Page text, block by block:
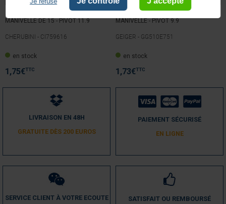
MANIVELLE DE 15 - PIVOT 11.9
CHERUBINI - CI759616
en stock
1,75€TTC
MANIVELLE - PIVOT 9.9
GEIGER - GG510E751
en stock
1,73€TTC
LIVRAISON EN 48H
GRATUITE DÈS 200 EUROS
PAIEMENT SÉCURISÉ
EN LIGNE
SERVICE CLIENT À VOTRE ECOUTE
SATISFAIT OU REMBOURSÉ